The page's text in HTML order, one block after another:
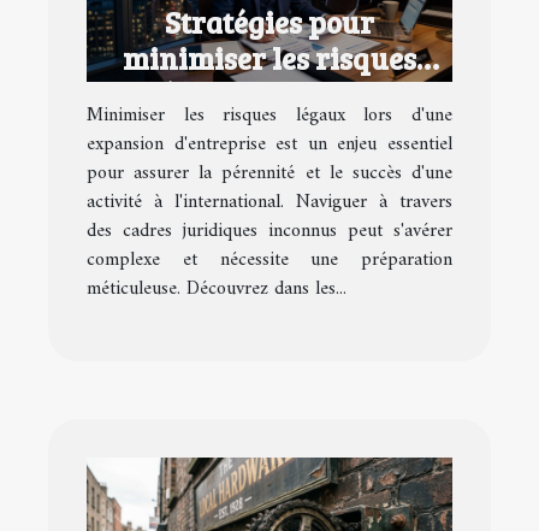
Stratégies pour
minimiser les risques
légaux lors d'une
expansion d'entreprise
Minimiser les risques légaux lors d'une
expansion d'entreprise est un enjeu essentiel
pour assurer la pérennité et le succès d'une
activité à l'international. Naviguer à travers
des cadres juridiques inconnus peut s'avérer
complexe et nécessite une préparation
méticuleuse. Découvrez dans les...